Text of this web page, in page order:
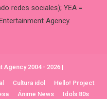
redes sociales); YEA =
Agency.
Agency 2004 - 2026 |
Cultura idol
Hello! Project
Ánime News Idols 80s